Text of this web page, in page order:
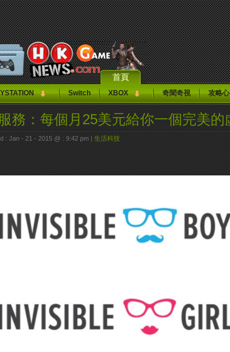
首頁
Switch XBOX 奇聞奇視 攻略
務：每個月25美元給你一個完美的
: Jan - 21 - 2015 @ : 9:42 pm | 生活科技